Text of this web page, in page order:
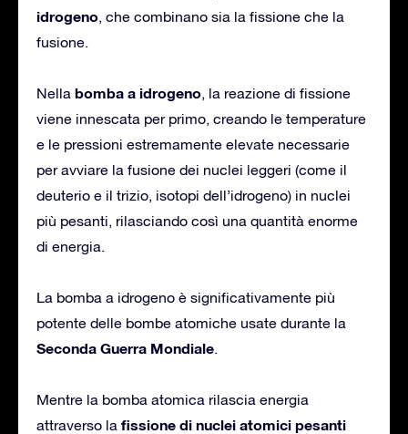
idrogeno, che combinano sia la fissione che la
fusione.
Nella bomba a idrogeno, la reazione di fissione
viene innescata per primo, creando le temperature
e le pressioni estremamente elevate necessarie
per avviare la fusione dei nuclei leggeri (come il
deuterio e il trizio, isotopi dell’idrogeno) in nuclei
più pesanti, rilasciando così una quantità enorme
di energia.
La bomba a idrogeno è significativamente più
potente delle bombe atomiche usate durante la
Seconda Guerra Mondiale.
Mentre la bomba atomica rilascia energia
attraverso la fissione di nuclei atomici pesanti